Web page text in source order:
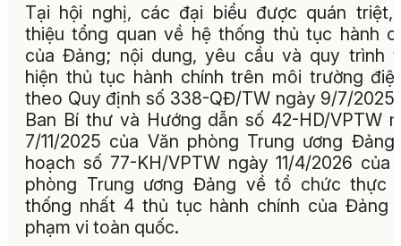
Tại hội nghị, các đại biểu được quán triệt,
thiệu tổng quan về hệ thống thủ tục hành
của Đảng; nội dung, yêu cầu và quy trình
hiện thủ tục hành chính trên môi trường
theo Quy định số 338-QĐ/TW ngày 9/7/2025
Ban Bí thư và Hướng dẫn số 42-HD/VPTW
7/11/2025 của Văn phòng Trung ương
hoạch số 77-KH/VPTW ngày 11/4/2026 của
phòng Trung ương Đảng về tổ chức thực
thống nhất 4 thủ tục hành chính của Đảng
phạm vi toàn quốc.